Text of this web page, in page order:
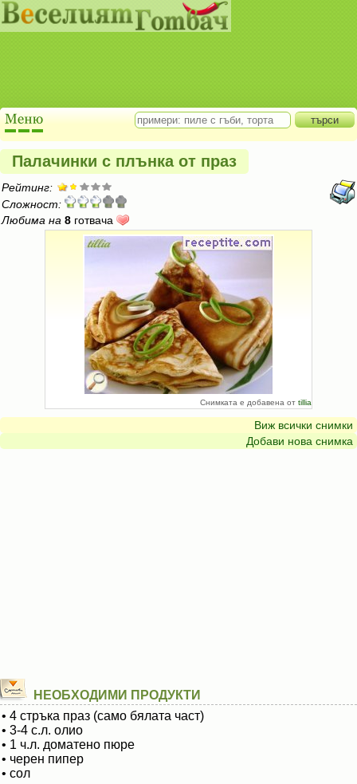
Палачинки с плънка от праз
Рейтинг:
Сложност:
Любима на 8 готвача
Снимката е добавена от tillia
Виж всички снимки
Добави нова снимка
НЕОБХОДИМИ ПРОДУКТИ
• 4 стръка праз (само бялата част)
• 3-4 с.л. олио
• 1 ч.л. доматено пюре
• черен пипер
• сол